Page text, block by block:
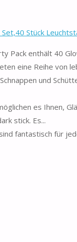
Stück
Pack enthält 40
eine Reihe von
und
es Ihnen,
stick. Es...
fantastisch für